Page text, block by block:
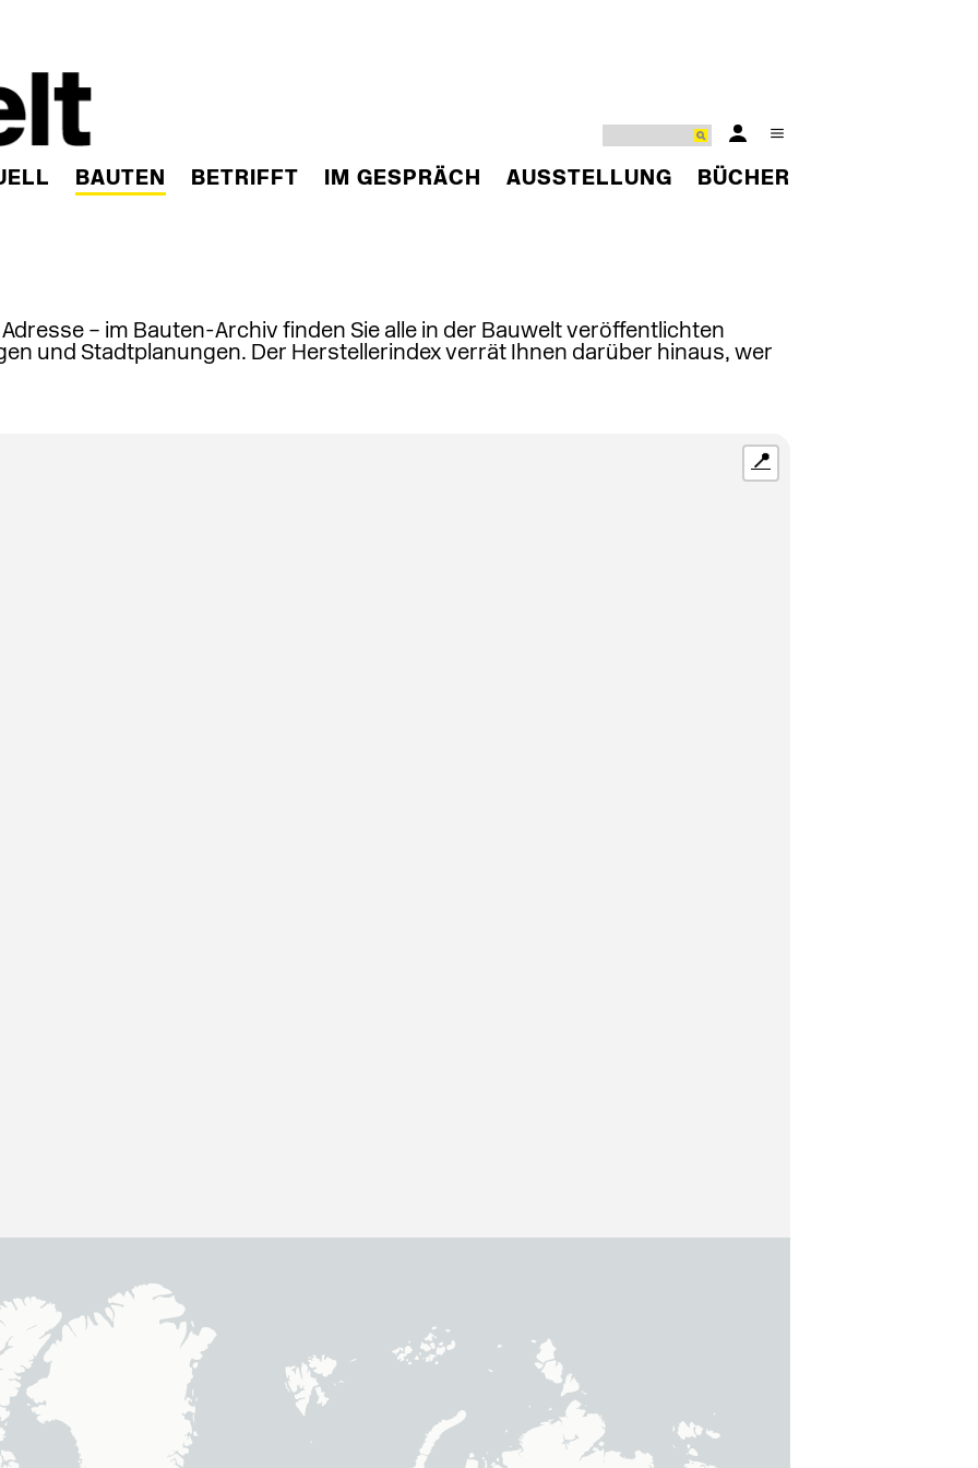
BAUTEN BETRIFFT IM GESPRÄCH AUSSTELLUNG BÜCHER
– im Bauten-Archiv finden Sie alle in der Bauwelt veröffentlichten
und Stadtplanungen. Der Herstellerindex verrät Ihnen darüber hinaus, wer
📍